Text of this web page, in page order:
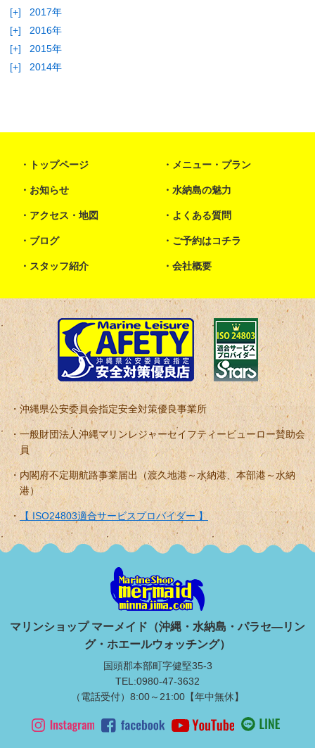
[+]
2017年
[+]
2016年
[+]
2015年
[+]
2014年
トップページ メニュー・プラン
お知らせ 水納島の魅力
アクセス・地図 よくある質問
ブログ ご予約はコチラ
スタッフ紹介 会社概要
沖縄県公安委員会指定安全対策優良事業所
一般財団法人沖縄マリンレジャーセイフティービューロー賛助会
員
内閣府不定期航路事業届出（渡久地港～水納港、本部港～水納
港）
【 ISO24803適合サービスプロバイダー 】
マリンショップ マーメイド（沖縄・水納島・パラセ―リン
グ・ホエールウォッチング）
国頭郡本部町字健堅35-3
TEL:0980-47-3632
（電話受付）8:00～21:00【年中無休】